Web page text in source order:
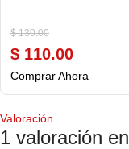
$130.00
$ 110.00
Comprar Ahora
Valoración
1 valoración en